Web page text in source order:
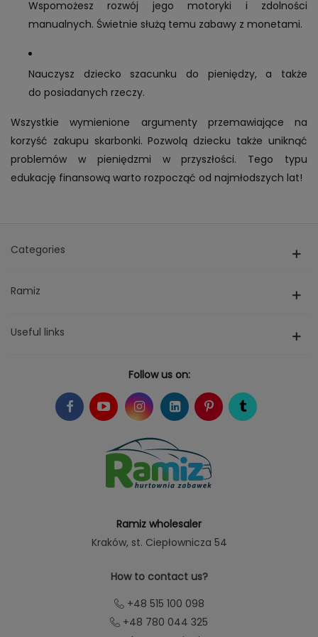
Wspomożesz rozwój jego motoryki i zdolności
manualnych. Świetnie służą temu zabawy z monetami.
Nauczysz dziecko szacunku do pieniędzy, a także
do posiadanych rzeczy.
Wszystkie wymienione argumenty przemawiające na
korzyść zakupu skarbonki. Pozwolą dziecku także uniknąć
problemów w pieniędzmi w przyszłości. Tego typu
edukację finansową warto rozpocząć od najmłodszych lat!
Categories
Ramiz
Useful links
Follow us on:
Ramiz wholesaler
Kraków, st. Ciepłownicza 54
How to contact us?
+48 515 100 098
+48 780 044 325